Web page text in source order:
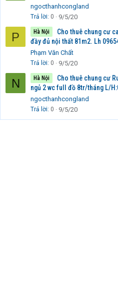
ngocthanhcongland
Trả lời 0 9/5/20
P Hà Nội
Cho thuê chung cư
đầy đủ nội thất 81m2. Lh
Phạm Văn Chất
Trả lời 0 9/5/20
N Hà Nội
Cho thuê chung cư
ngủ 2 wc full đồ 8tr/tháng L/
ngocthanhcongland
Trả lời 0 9/5/20